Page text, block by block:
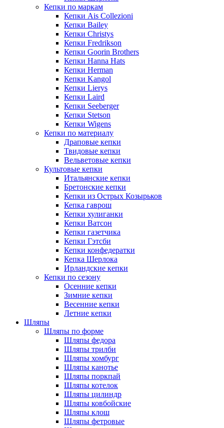
Кепки по маркам
Кепки Ais Collezioni
Кепки Bailey
Кепки Christys
Кепки Fredrikson
Кепки Goorin Brothers
Кепки Hanna Hats
Кепки Herman
Кепки Kangol
Кепки Lierys
Кепки Laird
Кепки Seeberger
Кепки Stetson
Кепки Wigens
Кепки по материалу
Драповые кепки
Твидовые кепки
Вельветовые кепки
Культовые кепки
Итальянские кепки
Бретонские кепки
Кепки из Острых Козырьков
Кепка гаврош
Кепки хулиганки
Кепки Ватсон
Кепки газетчика
Кепки Гэтсби
Кепки конфедератки
Кепка Шерлока
Ирландские кепки
Кепки по сезону
Осенние кепки
Зимние кепки
Весенние кепки
Летние кепки
Шляпы
Шляпы по форме
Шляпы федора
Шляпы трилби
Шляпы хомбург
Шляпы канотье
Шляпы поркпай
Шляпы котелок
Шляпы цилиндр
Шляпы ковбойские
Шляпы клош
Шляпы фетровые